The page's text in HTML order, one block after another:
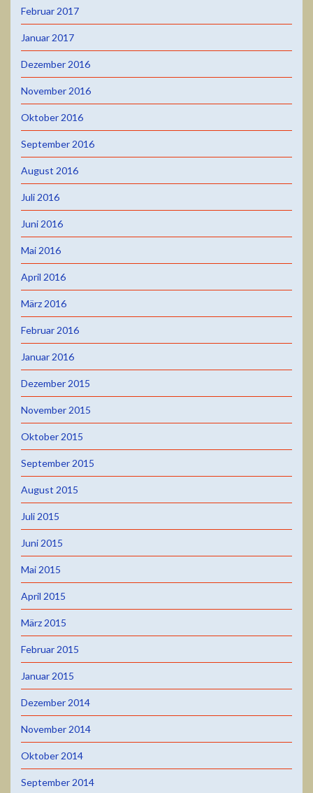
Februar 2017
Januar 2017
Dezember 2016
November 2016
Oktober 2016
September 2016
August 2016
Juli 2016
Juni 2016
Mai 2016
April 2016
März 2016
Februar 2016
Januar 2016
Dezember 2015
November 2015
Oktober 2015
September 2015
August 2015
Juli 2015
Juni 2015
Mai 2015
April 2015
März 2015
Februar 2015
Januar 2015
Dezember 2014
November 2014
Oktober 2014
September 2014